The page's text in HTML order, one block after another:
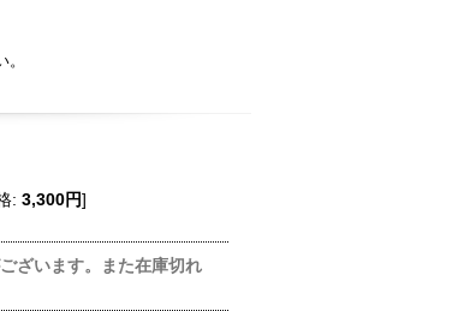
: 3,300円]
ざいます。また在庫切れ